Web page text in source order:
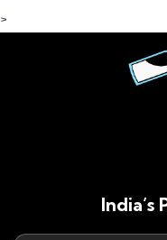
>
India’s